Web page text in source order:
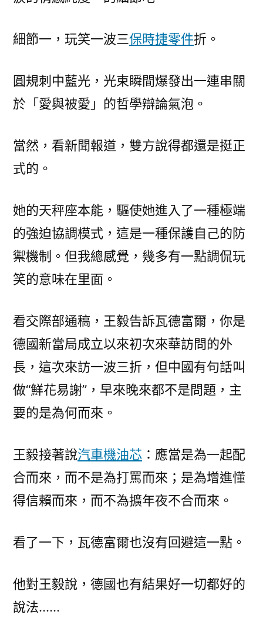
細節一，玩笑一波三保時捷零件折。
圓規刺中藍光，光束瞬間爆發出一連串關
於「愛與被愛」的哲學辯論氣泡。
當然，看新聞報道，雙方說得都還是挺正
式的。
她的天秤座本能，驅使她進入了一種極端
的強迫協調模式，這是一種保護自己的防
禦機制。但我總感覺，幾多有一點調侃玩
笑的意味在里面。
看交際部通稿，王毅告訴瓦德富爾，你是
德國新當局成立以來初次來華訪問的外
長，這次來訪一波三折，但中國有句話叫
做“鮮花易謝”，早來晚來都不是問題，主
要的是為何而來。
王毅接著說汽車機油芯 ：應當是為一起配
合而來，而不是為打罵而來；是為增進懂
得信賴而來，而不為擴年夜不合而來。
看了一下，瓦德富爾也沒有回避這一點。
他對王毅說，德國也有結果好一切都好的
說法……